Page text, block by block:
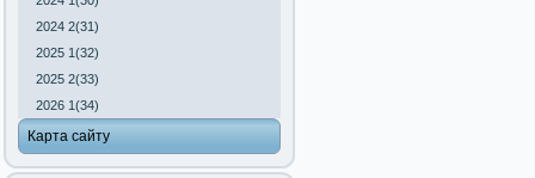
2024 2(31)
2025 1(32)
2025 2(33)
2026 1(34)
Карта сайту